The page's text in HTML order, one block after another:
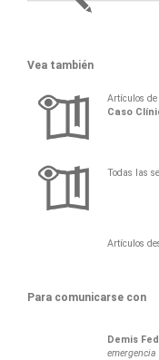
Vea también
Artículos de
Caso
Todas las
Artículos
Para comunicarse con
Demis
emergencia